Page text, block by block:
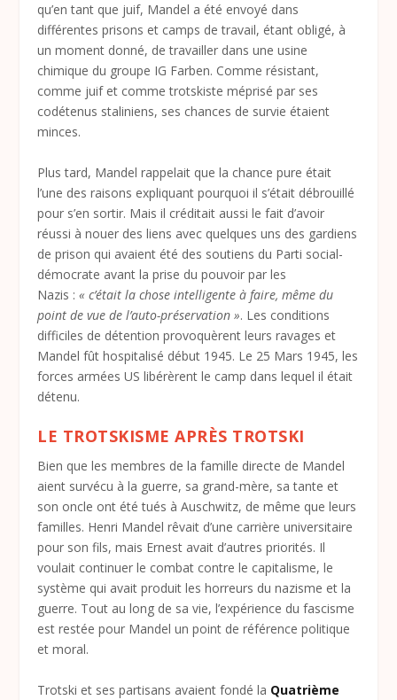
qu’en tant que juif, Mandel a été envoyé dans
différentes prisons et camps de travail, étant obligé, à
un moment donné, de travailler dans une usine
chimique du groupe IG Farben. Comme résistant,
comme juif et comme trotskiste méprisé par ses
codétenus staliniens, ses chances de survie étaient
minces.
Plus tard, Mandel rappelait que la chance pure était
l’une des raisons expliquant pourquoi il s’était débrouillé
pour s’en sortir. Mais il créditait aussi le fait d’avoir
réussi à nouer des liens avec quelques uns des gardiens
de prison qui avaient été des soutiens du Parti social-
démocrate avant la prise du pouvoir par les
Nazis :« c’était la chose intelligente à faire, même du
point de vue de l’auto-préservation ». Les conditions
difficiles de détention provoquèrent leurs ravages et
Mandel fût hospitalisé début 1945. Le 25 Mars 1945, les
forces armées US libérèrent le camp dans lequel il était
détenu.
LE TROTSKISME APRÈS TROTSKI
Bien que les membres de la famille directe de Mandel
aient survécu à la guerre, sa grand-mère, sa tante et
son oncle ont été tués à Auschwitz, de même que leurs
familles. Henri Mandel rêvait d’une carrière universitaire
pour son fils, mais Ernest avait d’autres priorités. Il
voulait continuer le combat contre le capitalisme, le
système qui avait produit les horreurs du nazisme et la
guerre. Tout au long de sa vie, l’expérience du fascisme
est restée pour Mandel un point de référence politique
et moral.
Trotski et ses partisans avaient fondé la Quatrième